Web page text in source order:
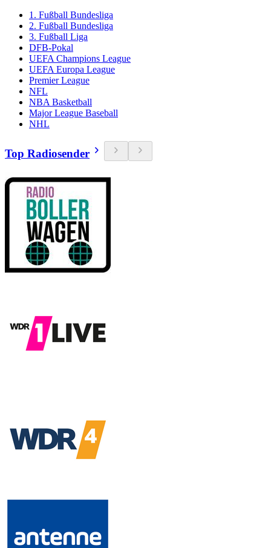
1. Fußball Bundesliga
2. Fußball Bundesliga
3. Fußball Liga
DFB-Pokal
UEFA Champions League
UEFA Europa League
Premier League
NFL
NBA Basketball
Major League Baseball
NHL
Top Radiosender